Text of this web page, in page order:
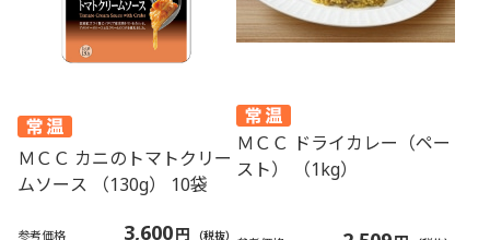
ＭＣＣ カニのトマトクリー
ムソース （130g） 10袋
参考価格 3,600円 （税抜）
ＭＣＣ ドライカレー（ペー
スト） （1kg）